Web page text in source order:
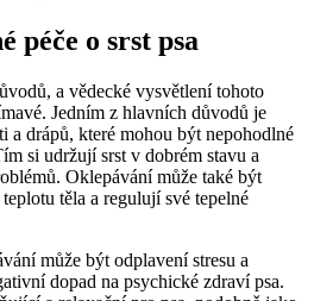
péče o srst psa
a vědecké vysvětlení tohoto
Jedním z hlavních důvodů je
a drápů, které mohou být nepohodlné
si udržují srst v dobrém stavu a
Oklepávání může také být
těla a regulují své tepelné
může být odplavení stresu a
dopad na psychické zdraví psa.